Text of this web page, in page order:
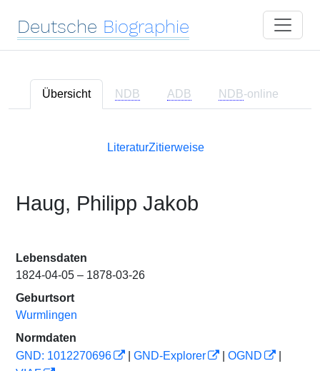
Deutsche Biographie
Übersicht NDB ADB NDB-online
LiteraturZitierweise
Haug, Philipp Jakob
Lebensdaten
1824-04-05 – 1878-03-26
Geburtsort
Wurmlingen
Normdaten
GND: 1012270696
GND-Explorer OGND